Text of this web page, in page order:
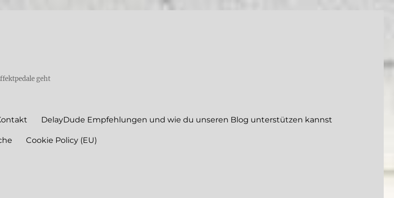
geht
DelayDude Empfehlungen und wie du unseren Blog unterstützen kannst
Cookie Policy (EU)